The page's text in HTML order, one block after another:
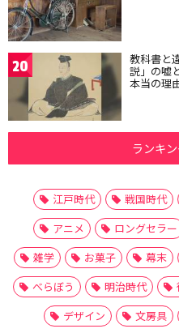
20 教科書と
説」の嘘
本当の理
ランキ
江戸時代 戦国時代
アニメ
ロングセラー
雑学
お菓子 幕末
べらぼう
明治時代
デザイン
文房具